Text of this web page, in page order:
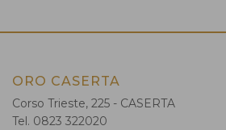
ORO CASERTA
Corso Trieste, 225 - CASERTA
Tel. 0823 322020